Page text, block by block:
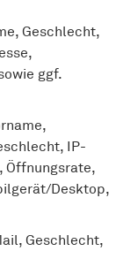
Geschlecht,
ggf.
IP-
Öffnungsrate,
Desktop,
Geschlecht,